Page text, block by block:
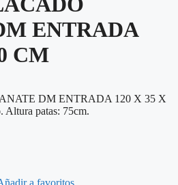
ENTRADA
CM
DM ENTRADA 120 X 35 X
patas: 75cm.
a favoritos